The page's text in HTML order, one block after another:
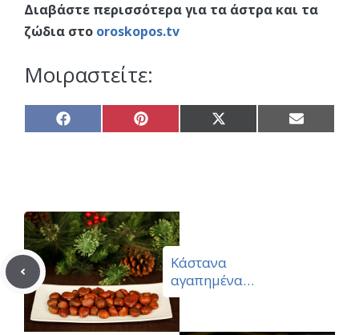
Διαβάστε περισσότερα για τα άστρα και τα
ζώδια στο oroskopos.tv
Μοιραστείτε:
Share
on
Share
on
Share
on
Share
on
Κάστανα
αγαπημένα…